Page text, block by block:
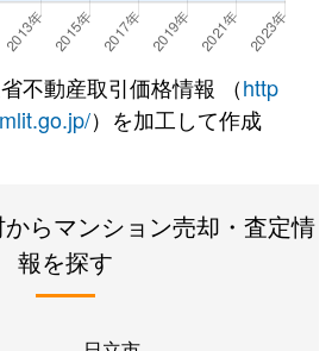
不動産取引価格情報 （http
）を加工して作成
らマンション売却・査定情
報を探す